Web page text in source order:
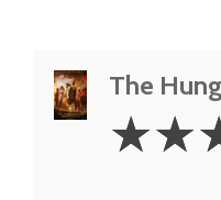
The
Stars
☆☆